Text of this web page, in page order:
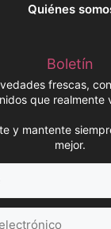
Quiénes
Boletín
frescas,
que realmente
y mantente
mejor.